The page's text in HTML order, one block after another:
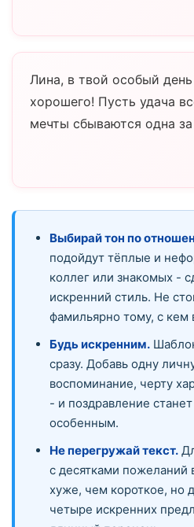
Лина, в твой особый
хорошего! Пусть удача
мечты сбываются одна
Выбирай тон по
подойдут тёплые и
коллег или знакомых -
искренний стиль. Не
фамильярно тому, с
Будь искренним.
сразу. Добавь одну
воспоминание, черту
- и поздравление
особенным.
Не перегружай текст.
с десятками пожеланий
хуже, чем короткое, но
четыре искренних